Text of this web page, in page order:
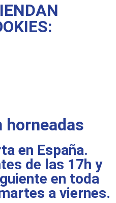
horneadas
en España.
de las 17h y
en toda
a viernes.